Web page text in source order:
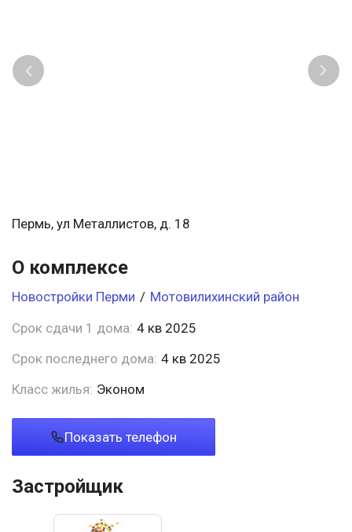
Пермь, ул Металлистов, д. 18
О комплексе
Новостройки Перми / Мотовилихинский район
Срок сдачи 1 дома: 4 кв 2025
Срок последнего дома: 4 кв 2025
Класс жилья: Эконом
Показать телефон
Застройщик